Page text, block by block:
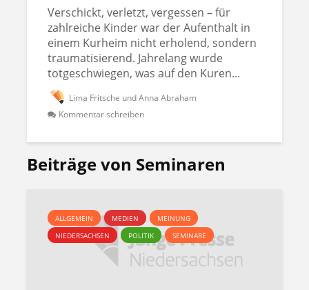
Verschickt, verletzt, vergessen – für
zahlreiche Kinder war der Aufenthalt in
einem Kurheim nicht erholend, sondern
traumatisierend. Jahrelang wurde
totgeschwiegen, was auf den Kuren...
Lima Fritsche und Anna Abraham
Kommentar schreiben
Beiträge von Seminaren
ALLGEMEIN MEDIEN
MEINUNG
NIEDERSACHSEN
POLITIK SEMINARE